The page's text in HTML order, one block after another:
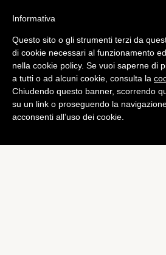
Champions League
Champions
pallone della
di Alessandro Moretti
Informativa
Questo sito o gli strumenti terzi da
di cookie necessari al funzionamento
nella cookie policy. Se vuoi saperne di
a tutti o ad alcuni cookie, consulta la
Chiudendo questo banner, scorrendo
su un link o proseguendo la
acconsenti all’uso dei cookie.